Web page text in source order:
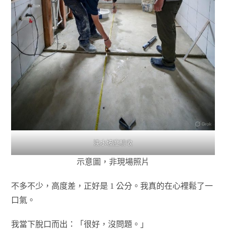
洩水坡度驗收
示意圖，非現場照片
不多不少，高度差，正好是 1 公分。我真的在心裡鬆了一
口氣。
我當下脫口而出：「很好，沒問題。」